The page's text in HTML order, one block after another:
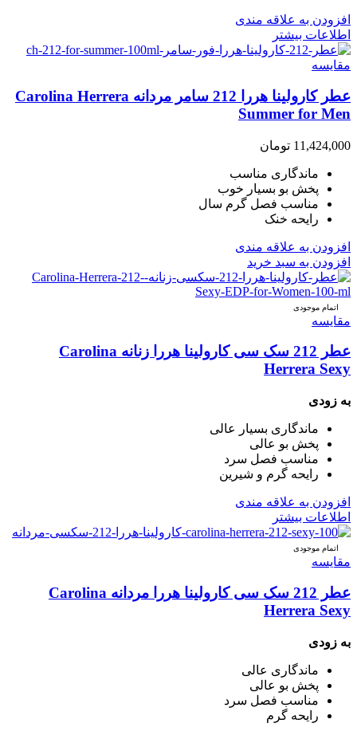
افزودن به علاقه مندی
اطلاعات بیشتر
مقایسه
عطر کارولینا هررا 212 سامر مردانه Carolina Herrera
Summer for Men
11,424,000 تومان
ماندگاری مناسب
پخش بو بسیار خوب
مناسب فصل گرم سال
رایحه خنک
افزودن به علاقه مندی
افزودن به سبد خرید
اتمام موجودی
مقایسه
عطر 212 سک سی کارولینا هررا زنانه Carolina
Herrera Sexy
به زودی
ماندگاری بسیار عالی
پخش بو عالی
مناسب فصل سرد
رایحه گرم و شیرین
افزودن به علاقه مندی
اطلاعات بیشتر
اتمام موجودی
مقایسه
عطر 212 سک سی کارولینا هررا مردانه Carolina
Herrera Sexy
به زودی
ماندگاری عالی
پخش بو عالی
مناسب فصل سرد
رایحه گرم